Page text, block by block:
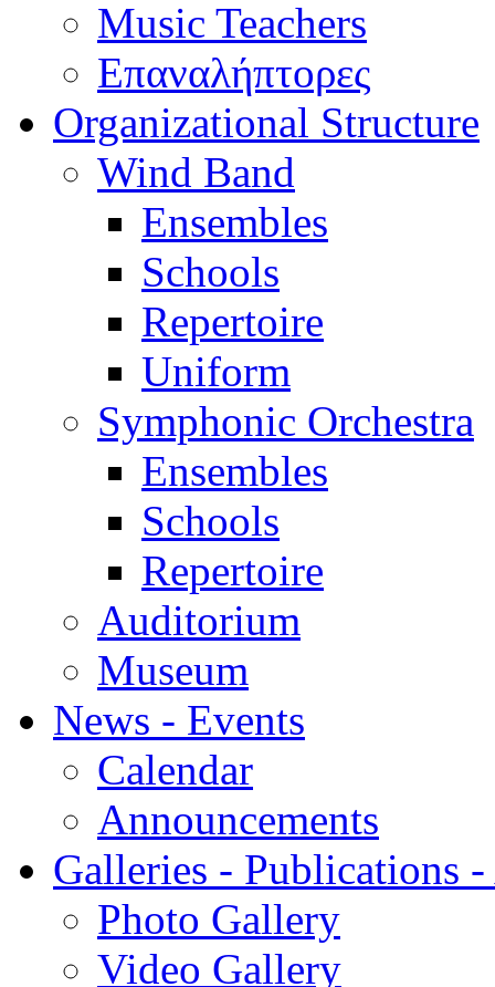
Music Teachers
Επαναλήπτορες
Organizational Structure
Wind Band
Ensembles
Schools
Repertoire
Uniform
Symphonic Orchestra
Ensembles
Schools
Repertoire
Auditorium
Museum
News - Events
Calendar
Announcements
Galleries - Publications
Photo Gallery
Video Gallery